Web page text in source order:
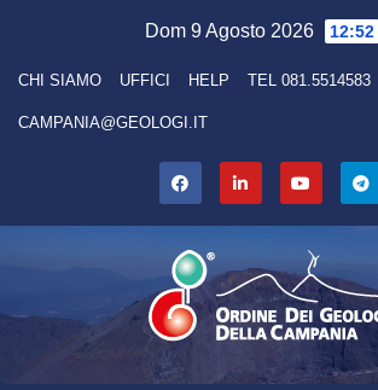
content
Dom 9 Agosto 2026 12:52
CHI SIAMO UFFICI HELP TEL 081.5514583
CAMPANIA@GEOLOGI.IT